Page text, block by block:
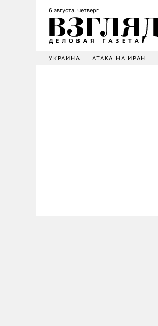
6 августа, четверг
УКРАИНА АТАКА НА ИРАН